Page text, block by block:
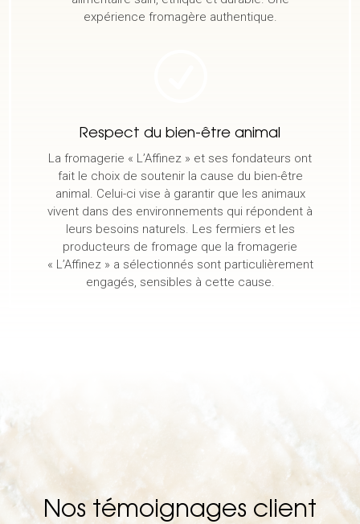
expérience fromagère authentique.
Respect du bien-être animal
La fromagerie « L’Affinez » et ses fondateurs ont
fait le choix de soutenir la cause du bien-être
animal. Celui-ci vise à garantir que les animaux
vivent dans des environnements qui répondent à
leurs besoins naturels. Les fermiers et les
producteurs de fromage que la fromagerie
« L’Affinez » a sélectionnés sont particulièrement
engagés, sensibles à cette cause.
Nos témoignages client